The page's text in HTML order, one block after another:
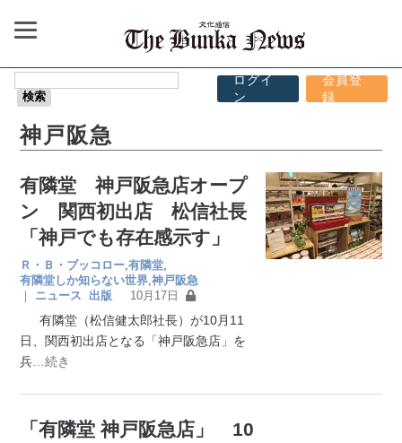
ログイ
ン
会員登
録
神戸阪急
有隣堂 神戸阪急店オープ
ン 関西初出店 松信社長
「神戸でも存在感示す」
Ｒ・Ｂ・ブッコロー ,有隣堂
有隣堂しか知らない世界 ,神戸阪急
｜
ニュース 出版 10月17日
有隣堂（松信健太郎社長）が10月11
日、関西初出店となる「神戸阪急店」を
兵 …続き
「有隣堂 神戸阪急店」 10